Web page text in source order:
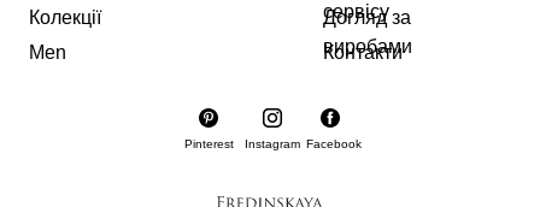
Pinterest Instagram
Колекції
Men
сервісу
Догляд за
виробами
Facebook
Контакти